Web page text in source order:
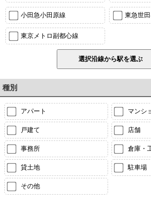
小田急小田原線 東急世
東京メトロ副都心線
種別
アパート マンシ
戸建て 店舗
事務所 倉庫・
貸土地 駐車場
その他